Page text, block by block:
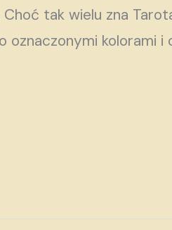
tak wielu zna
oznaczonymi kolorami